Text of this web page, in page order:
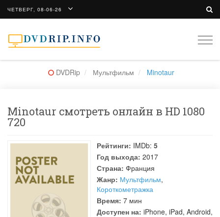
ЧЕТВЕРГ, 08-06-26
DVDRip Мультфильм Minotaur
Minotaur смотреть онлайн в HD 1080
720
Рейтинги: IMDb: 5
Год выхода: 2017
Страна: Франция
Жанр: Мультфильм,
Короткометражка
Время: 7 мин
Доступен на: iPhone, iPad, Android,